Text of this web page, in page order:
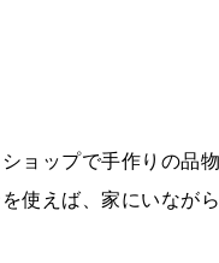
ョップで手作りの品
使えば、家にいなが